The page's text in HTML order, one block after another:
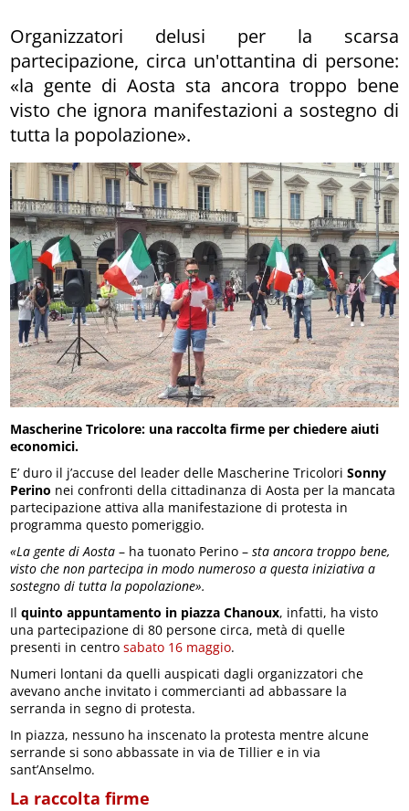
Organizzatori delusi per la scarsa
partecipazione, circa un'ottantina di persone:
«la gente di Aosta sta ancora troppo bene
visto che ignora manifestazioni a sostegno di
tutta la popolazione».
Mascherine Tricolore: una raccolta firme per chiedere aiuti
economici.
E’ duro il j’accuse del leader delle Mascherine TricoloriSonny
Perino nei confronti della cittadinanza di Aosta per la mancata
partecipazione attiva alla manifestazione di protesta in
programma questo pomeriggio.
«La gente di Aosta – ha tuonato Perino – sta ancora troppo bene,
visto che non partecipa in modo numeroso a questa iniziativa a
sostegno di tutta la popolazione».
Il quinto appuntamento in piazza Chanoux, infatti, ha visto
una partecipazione di 80 persone circa, metà di quelle
presenti in centrosabato 16 maggio.
Numeri lontani da quelli auspicati dagli organizzatori che
avevano anche invitato i commercianti ad abbassare la
serranda in segno di protesta.
In piazza, nessuno ha inscenato la protesta mentre alcune
serrande si sono abbassate in via de Tillier e in via
sant’Anselmo.
La raccolta firme